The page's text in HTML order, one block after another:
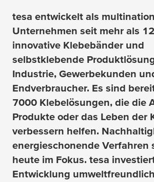
tesa entwickelt als
Unternehmen seit mehr als
innovative Klebebänder und
selbstklebende
Industrie, Gewerbekunden
Endverbraucher. Es sind
7000 Klebelösungen, die die
Produkte oder das Leben der
verbessern helfen.
energieschonende Verfahren
heute im Fokus. tesa
Entwicklung